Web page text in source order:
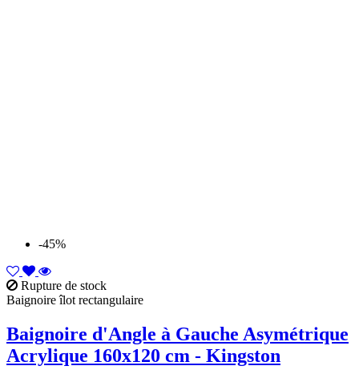
-45%
Rupture de stock
Baignoire îlot rectangulaire
Baignoire d'Angle à Gauche Asymétrique
Acrylique 160x120 cm - Kingston